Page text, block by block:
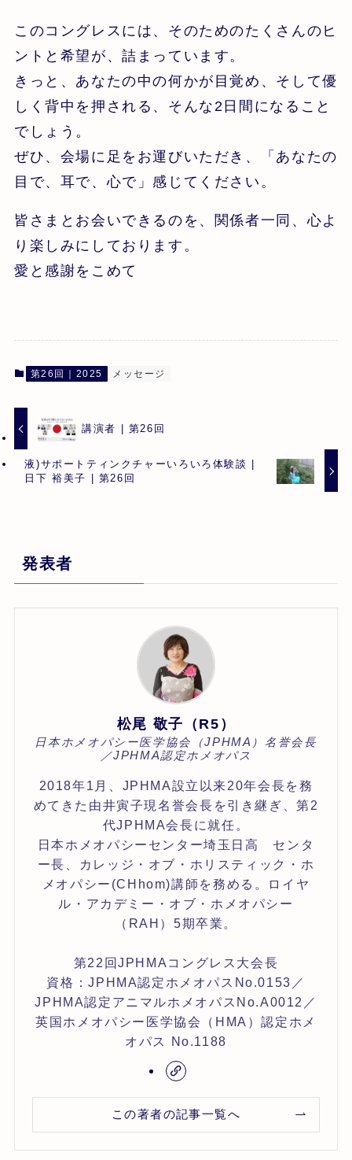
このコングレスには、そのためのたくさんのヒ
ントと希望が、詰まっています。
きっと、あなたの中の何かが目覚め、そして優
しく背中を押される、そんな2日間になること
でしょう。
ぜひ、会場に足をお運びいただき、「あなたの
目で、耳で、心で」感じてください。
皆さまとお会いできるのを、関係者一同、心よ
り楽しみにしております。
愛と感謝をこめて
第26回｜2025 メッセージ
講演者 | 第26回
液)サポートティンクチャーいろいろ体験談 |
日下 裕美子 | 第26回
発表者
松尾 敬子（R5）
日本ホメオパシー医学協会（JPHMA）名誉会長
／JPHMA認定ホメオパス
2018年1月、JPHMA設立以来20年会長を務
めてきた由井寅子現名誉会長を引き継ぎ、第2
代JPHMA会長に就任。
日本ホメオパシーセンター埼玉日高 センタ
ー長、カレッジ・オブ・ホリスティック・ホ
メオパシー(CHhom)講師を務める。ロイヤ
ル・アカデミー・オブ・ホメオパシー
（RAH）5期卒業。
第22回JPHMAコングレス大会長
資格：JPHMA認定ホメオパスNo.0153／
JPHMA認定アニマルホメオパスNo.A0012／
英国ホメオパシー医学協会（HMA）認定ホメ
オパス No.1188
この著者の記事一覧へ